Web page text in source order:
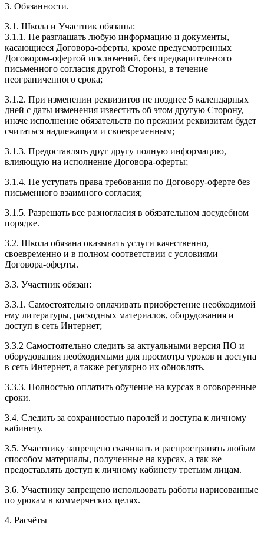
3. Обязанности.
3.1. Школа и Участник обязаны:
3.1.1. Не разглашать любую информацию и документы,
касающиеся Договора-оферты, кроме предусмотренных
Договором-офертой исключений, без предварительного
письменного согласия другой Стороны, в течение
неограниченного срока;
3.1.2. При изменении реквизитов не позднее 5 календарных
дней с даты изменения известить об этом другую Сторону,
иначе исполнение обязательств по прежним реквизитам будет
считаться надлежащим и своевременным;
3.1.3. Предоставлять друг другу полную информацию,
влияющую на исполнение Договора-оферты;
3.1.4. Не уступать права требования по Договору-оферте без
письменного взаимного согласия;
3.1.5. Разрешать все разногласия в обязательном досудебном
порядке.
3.2. Школа обязана оказывать услуги качественно,
своевременно и в полном соответствии с условиями
Договора-оферты.
3.3. Участник обязан:
3.3.1. Cамостоятельно оплачивать приобретение необходимой
ему литературы, расходных материалов, оборудования и
доступ в сеть Интернет;
3.3.2 Самостоятельно следить за актуальными версия ПО и
оборудования необходимыми для просмотра уроков и доступа
в сеть Интернет, а также регулярно их обновлять.
3.3.3. Полностью оплатить обучение на курсах в оговоренные
сроки.
3.4. Следить за сохранностью паролей и доступа к личному
кабинету.
3.5. Участнику запрещено скачивать и распространять любым
способом материалы, полученные на курсах, а так же
предоставлять доступ к личному кабинету третьим лицам.
3.6. Участнику запрещено использовать работы нарисованные
по урокам в коммерческих целях.
4. Расчёты